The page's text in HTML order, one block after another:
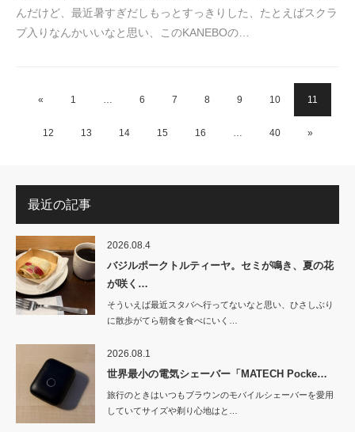
んだけど、最近暑すぎだしもっとすっきりした、たとえばスクラ
ブ入りなんかいいなと思い、このKANEBOの…
« 1 … 6 7 8 9 10 11
12 13 14 15 16 … 40 »
最近の記事
2026.08.4
バジルポークトルティーヤ。セミが鳴き、夏の花
が咲く…
そういえば最近スタバへ行ってないなと思い、ひさしぶり
に散歩がてら朝食を食べにいく…
2026.08.1
世界最小の電気シェーバー「MATECH Pocke…
旅行のときはいつもブラウンのモバイルシェーバーを愛用
していてサイズや剃り心地はと…